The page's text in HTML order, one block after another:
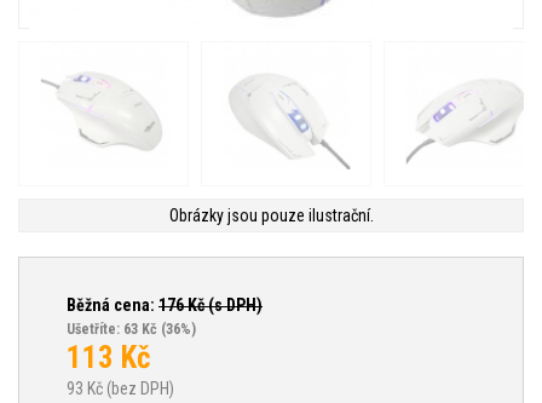
Obrázky jsou pouze ilustrační.
Běžná cena: 176Kč (s DPH)
Ušetříte: 63 Kč (36%)
113 Kč
93 Kč (bez DPH)